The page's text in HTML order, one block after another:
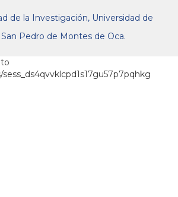
de la Investigación, Universidad de
San Pedro de Montes de Oca.